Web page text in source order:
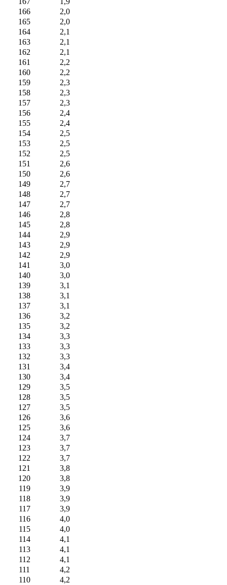
166
2,0
165
2,0
164
2,1
163
2,1
162
2,1
161
2,2
160
2,2
159
2,3
158
2,3
157
2,3
156
2,4
155
2,4
154
2,5
153
2,5
152
2,5
151
2,6
150
2,6
149
2,7
148
2,7
147
2,7
146
2,8
145
2,8
144
2,9
143
2,9
142
2,9
141
3,0
140
3,0
139
3,1
138
3,1
137
3,1
136
3,2
135
3,2
134
3,3
133
3,3
132
3,3
131
3,4
130
3,4
129
3,5
128
3,5
127
3,5
126
3,6
125
3,6
124
3,7
123
3,7
122
3,7
121
3,8
120
3,8
119
3,9
118
3,9
117
3,9
116
4,0
115
4,0
114
4,1
113
4,1
112
4,1
111
4,2
110
4,2